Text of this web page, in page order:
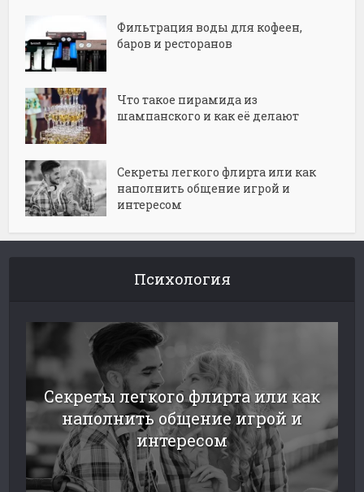
Фильтрация воды для кофеен,
баров и ресторанов
Что такое пирамида из
шампанского и как её делают
Секреты легкого флирта или как
наполнить общение игрой и
интересом
Психология
Секреты легкого флирта или как
наполнить общение игрой и
интересом